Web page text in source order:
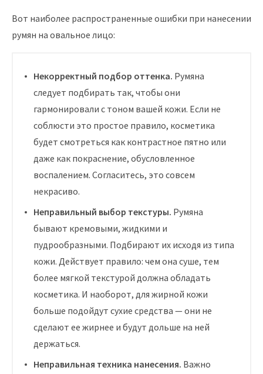
Вот наиболее распространенные ошибки при нанесении
румян на овальное лицо:
Некорректный подбор оттенка. Румяна
следует подбирать так, чтобы они
гармонировали с тоном вашей кожи. Если не
соблюсти это простое правило, косметика
будет смотреться как контрастное пятно или
даже как покраснение, обусловленное
воспалением. Согласитесь, это совсем
некрасиво.
Неправильный выбор текстуры. Румяна
бывают кремовыми, жидкими и
пудрообразными. Подбирают их исходя из типа
кожи. Действует правило: чем она суше, тем
более мягкой текстурой должна обладать
косметика. И наоборот, для жирной кожи
больше подойдут сухие средства — они не
сделают ее жирнее и будут дольше на ней
держаться.
Неправильная техника нанесения. Важно